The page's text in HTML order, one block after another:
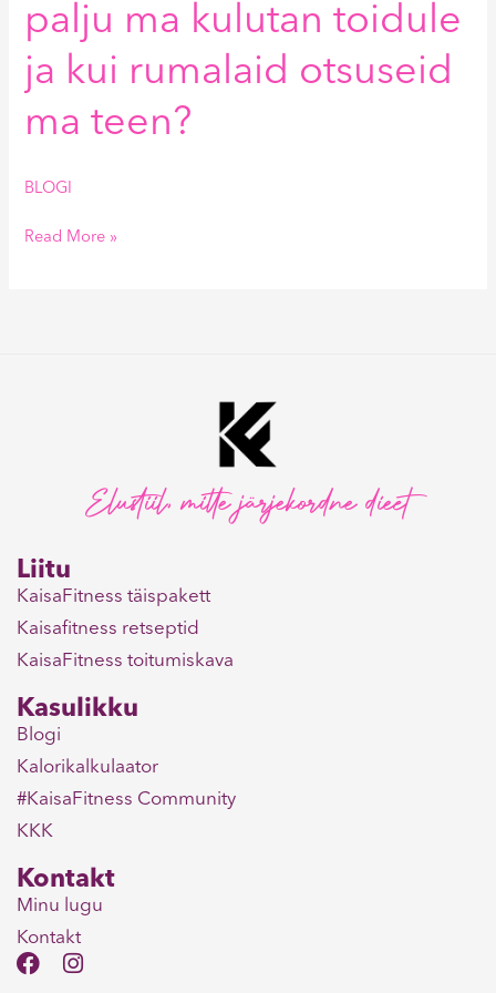
palju ma kulutan toidule
ja kui rumalaid otsuseid
ma teen?
BLOGI
Read More »
Elustiil, mitte järjekordne dieet
Liitu
KaisaFitness täispakett
Kaisafitness retseptid
KaisaFitness toitumiskava
Kasulikku
Blogi
Kalorikalkulaator
#KaisaFitness Community
KKK
Kontakt
Minu lugu
Kontakt
F
I